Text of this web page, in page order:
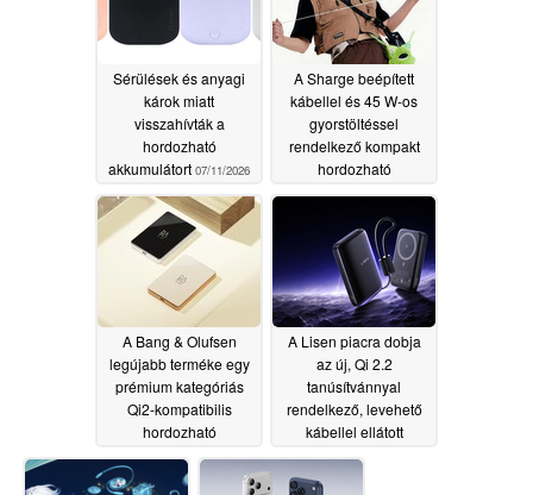
Sérülések és anyagi
károk miatt
visszahívták a
hordozható
akkumulátort 07/11/2026
A Sharge beépített
kábellel és 45 W-os
gyorstöltéssel
rendelkező kompakt
hordozható
07/09/2026
A Bang & Olufsen
legújabb terméke egy
prémium kategóriás
Qi2-kompatibilis
hordozható
pedig fejhallgató
A Lisen piacra dobja
az új, Qi 2.2
tanúsítvánnyal
rendelkező, levehető
kábellel ellátott
akkumulátort